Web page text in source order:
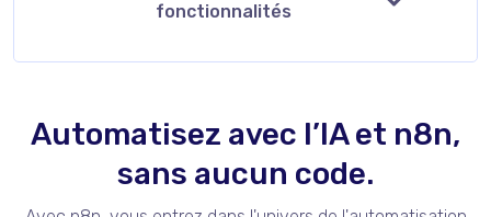
fonctionnalités
Automatisez avec l’IA et n8n,
sans aucun code.